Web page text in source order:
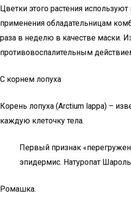
Цветки этого растения
применения обладательницам
раза в неделю в качестве маски.
противовоспалительным
С корнем лопуха
Корень лопуха (Arctium lappa) –
каждую клеточку тела.
Первый признак
эпидермис. Натуропат
Ромашка.